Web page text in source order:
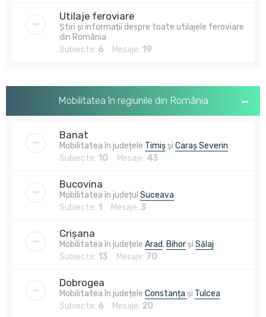
Utilaje feroviare
Știri și informații despre toate utilajele feroviare
din România
Subiecte: 6 Mesaje: 19
Mobilitatea în regiunile din România
Banat
Mobilitatea în județele Timișși Caraș Severin
Subiecte: 10 Mesaje: 43
Bucovina
Mobilitatea în județul Suceava
Subiecte: 1 Mesaje: 3
Crișana
Mobilitatea în județele Arad, Bihorși Sălaj
Subiecte: 13 Mesaje: 70
Dobrogea
Mobilitatea în județele Constanța și Tulcea
Subiecte: 6 Mesaje: 20